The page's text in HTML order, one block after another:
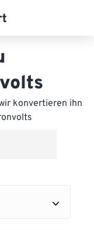
konvertieren ihn